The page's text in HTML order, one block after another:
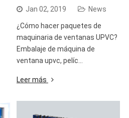
Jan 02, 2019 News
¿Cómo hacer paquetes de
maquinaria de ventanas UPVC?
Embalaje de máquina de
ventana upvc, pelíc…
Leer más